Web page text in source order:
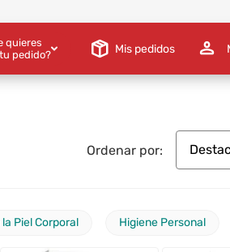
quieres
pedido?
Mis pedidos
Ordenar por:
Piel Corporal Higiene Personal